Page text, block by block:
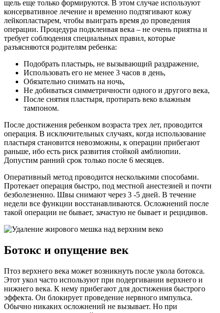
щель еще только формируются. В этом случае используют
консервативное лечение и временно подтягивают кожу
лейкопластырем, чтобы выиграть время до проведения
операции. Процедура подклеивая века – не очень приятна и
требует соблюдения специальных правил, которые
разъясняются родителям ребенка:
Подобрать пластырь, не вызывающий раздражение,
Использовать его не менее 3 часов в день,
Обязательно снимать на ночь,
Не добиваться симметричности одного и другого века,
После снятия пластыря, протирать веко влажным
тампоном.
После достижения ребенком возраста трех лет, проводится
операция. В исключительных случаях, когда использование
пластыря становится невозможны, к операции прибегают
раньше, ибо есть риск развития стойкой амблиопии.
Допустим ранний срок только после 6 месяцев.
Оперативный метод проводится несколькими способами.
Протекает операция быстро, под местной анестезией и почти
безболезненно. Швы снимают через 3 -5 дней. В течение
недели все функции восстанавливаются. Осложнений после
такой операции не бывает, зачастую не бывает и рецидивов.
Ботокс и опущение век
Птоз верхнего века может возникнуть после укола ботокса.
Этот укол часто используют при подергивании верхнего и
нижнего века. К нему прибегают для достижения быстрого
эффекта. Он блокирует проведение нервного импульса.
Обычно никаких осложнений не вызывает. Но при